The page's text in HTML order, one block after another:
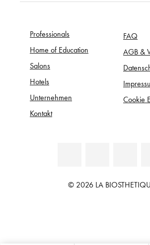
Professionals
Home of Education
Salons
Hotels
Unternehmen
Kontakt
FAQ
AGB &
Cookie
© 2026 LA